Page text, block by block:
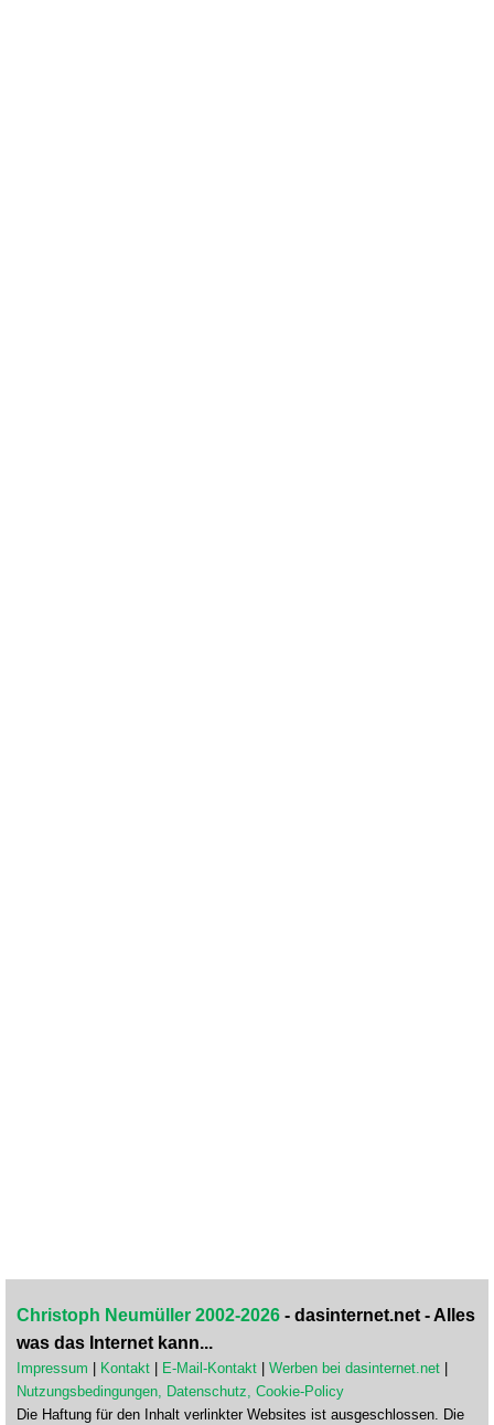
Christoph Neumüller 2002-2026 - dasinternet.net - Alles
was das Internet kann...
Impressum Kontakt E-Mail-Kontakt Werben bei dasinternet.net
Nutzungsbedingungen, Datenschutz, Cookie-Policy
Die Haftung für den Inhalt verlinkter Websites ist ausgeschlossen. Die